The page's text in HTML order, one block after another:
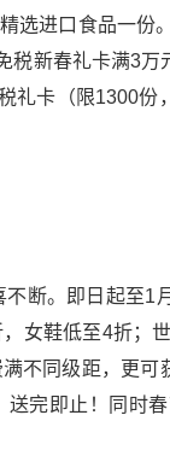
选进口食品一份
新春礼卡满3万
礼卡（限1300份
断。即日起至1
女鞋低至4折；
不同级距，更可
完即止！同时